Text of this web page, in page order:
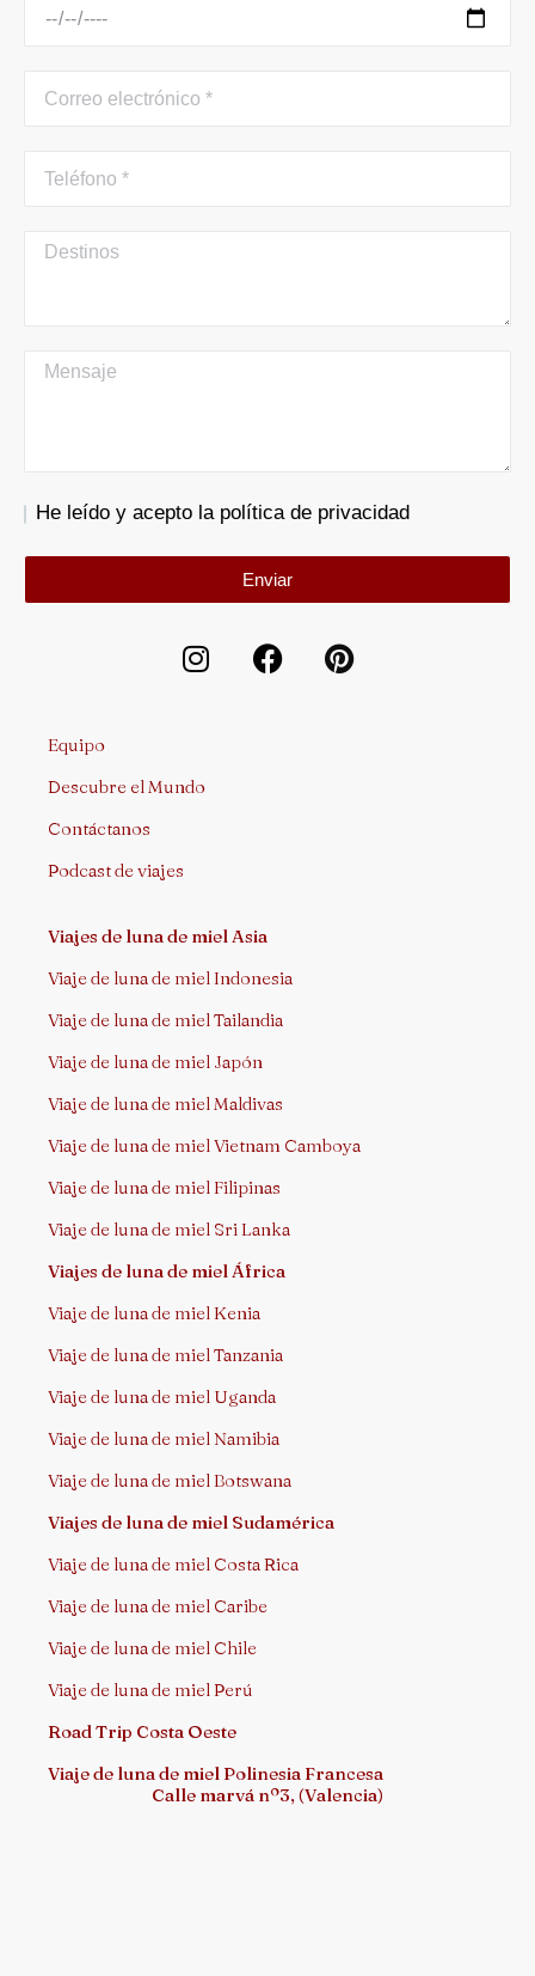
He leído y acepto la política de privacidad
Enviar
Equipo
Descubre el Mundo
Contáctanos
Podcast de viajes
Viajes de luna de miel Asia
Viaje de luna de miel Indonesia
Viaje de luna de miel Tailandia
Viaje de luna de miel Japón
Viaje de luna de miel Maldivas
Viaje de luna de miel Vietnam Camboya
Viaje de luna de miel Filipinas
Viaje de luna de miel Sri Lanka
Viajes de luna de miel África
Viaje de luna de miel Kenia
Viaje de luna de miel Tanzania
Viaje de luna de miel Uganda
Viaje de luna de miel Namibia
Viaje de luna de miel Botswana
Viajes de luna de miel Sudamérica
Viaje de luna de miel Costa Rica
Viaje de luna de miel Caribe
Viaje de luna de miel Chile
Viaje de luna de miel Perú
Road Trip Costa Oeste
Viaje de luna de miel Polinesia Francesa
Calle marvá nº3, (Valencia)